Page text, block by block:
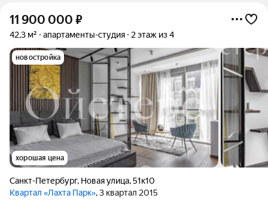
11 900 000 ₽
42,3 м² апартаменты-студия 2 этаж из 4
новостройка
хорошая цена
Санкт-Петербург, Новая улица,51к10
Квартал «Лахта Парк», 3 квартал 2015